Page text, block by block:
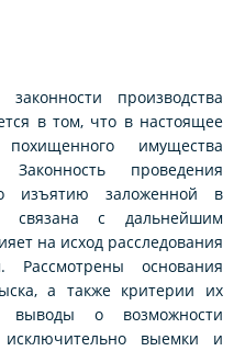
законности производства
в том, что в настоящее
имущества
проведения
изъятию заложенной в
с дальнейшим
на исход расследования
Рассмотрены основания
а также критерии их
о возможности
выемки и